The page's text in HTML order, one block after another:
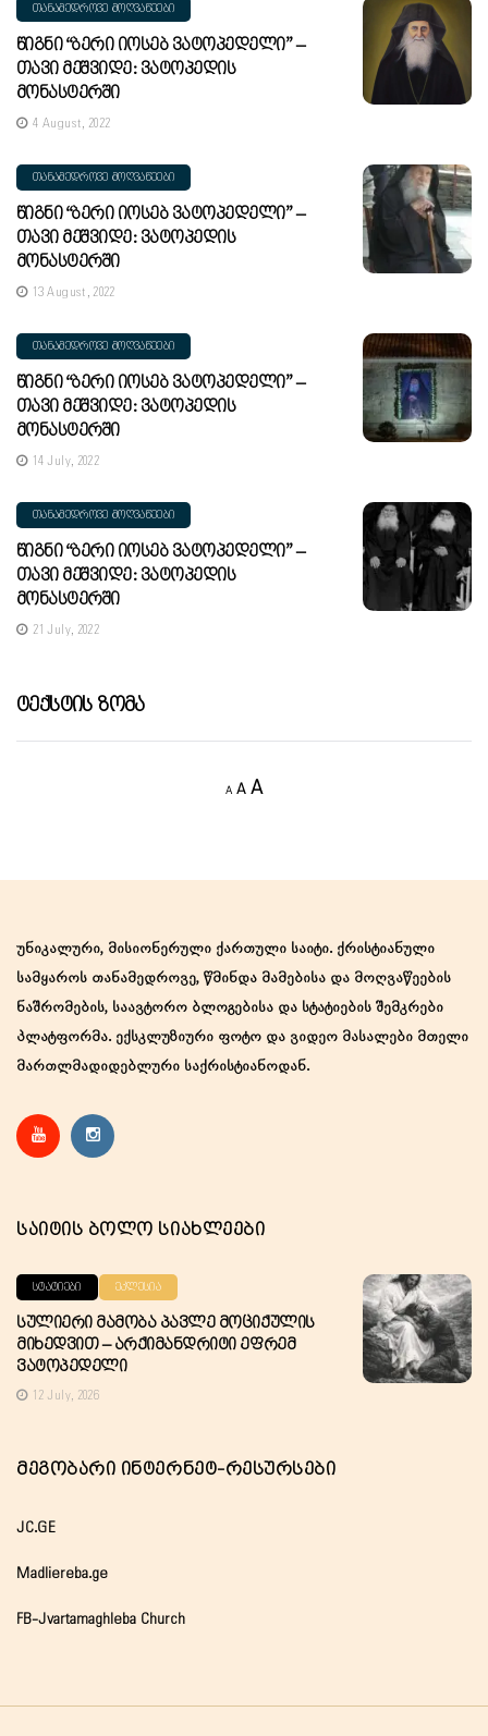
ᲗᲐᲜᲐᲛᲔᲓᲠᲝᲕᲔ ᲛᲝᲦᲕᲐᲬᲔᲔᲑᲘ
Წიგნი “ბერი Იოსებ Ვატოპედელი” –
Თავი Მეშვიდე: Ვატოპედის
Მონასტერში
4 August, 2022
ᲗᲐᲜᲐᲛᲔᲓᲠᲝᲕᲔ ᲛᲝᲦᲕᲐᲬᲔᲔᲑᲘ
Წიგნი “ბერი Იოსებ Ვატოპედელი” –
Თავი Მეშვიდე: Ვატოპედის
Მონასტერში
13 August, 2022
ᲗᲐᲜᲐᲛᲔᲓᲠᲝᲕᲔ ᲛᲝᲦᲕᲐᲬᲔᲔᲑᲘ
Წიგნი “ბერი Იოსებ Ვატოპედელი” –
Თავი Მეშვიდე: Ვატოპედის
Მონასტერში
14 July, 2022
ᲗᲐᲜᲐᲛᲔᲓᲠᲝᲕᲔ ᲛᲝᲦᲕᲐᲬᲔᲔᲑᲘ
Წიგნი “ბერი Იოსებ Ვატოპედელი” –
Თავი Მეშვიდე: Ვატოპედის
Მონასტერში
21 July, 2022
Ტექსტის Ზომა
A
Decrease
A Reset
AIncrease
უნიკალური, მისიონერული ქართული საიტი. ქრისტიანული
სამყაროს თანამედროვე, წმინდა მამებისა და მოღვაწეების
ნაშრომების, საავტორო ბლოგებისა და სტატიების შემკრები
პლატფორმა. ექსკლუზიური ფოტო და ვიდეო მასალები მთელი
მართლმადიდებლური საქრისტიანოდან.
Საიტის Ბოლო Სიახლეები
ᲡᲢᲐᲢᲘᲔᲑᲘ ᲔᲙᲚᲔᲡᲘᲐ
Სულიერი Მამობა Პავლე Მოციქულის
Მიხედვით – Არქიმანდრიტი Ეფრემ
Ვატოპედელი
12 July, 2026
Მეგობარი Ინტერნეტ-Რესურსები
JC.GE
Madliereba.ge
FB-Jvartamaghleba Church